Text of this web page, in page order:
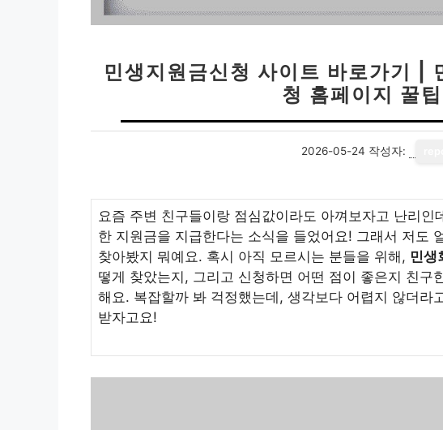
민생지원금신청 사이트 바로가기 |
청 홈페이지 꿀
2026-05-24 작성자:
요즘 주변 친구들이랑 점심값이라도 아껴보자고 난리인
한 지원금을 지급한다는 소식을 들었어요! 그래서 저도
찾아봤지 뭐예요. 혹시 아직 모르시는 분들을 위해, 민생
떻게 찾았는지, 그리고 신청하면 어떤 점이 좋은지 친구
해요. 복잡할까 봐 걱정했는데, 생각보다 어렵지 않더라
받자고요!